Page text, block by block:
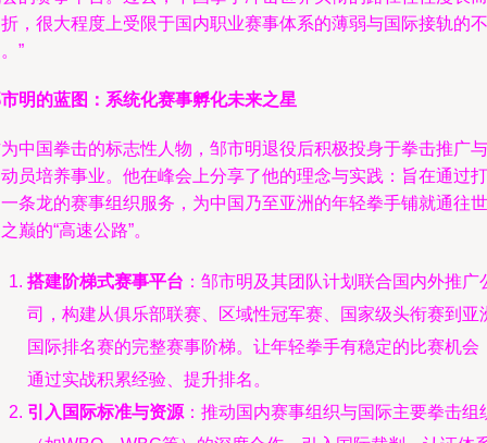
，很大程度上受限于国内职业赛事体系的薄弱与国际接轨的不
”
明的蓝图：系统化赛事孵化未来之星
中国拳击的标志性人物，邹市明退役后积极投身于拳击推广与
员培养事业。他在峰会上分享了他的理念与实践：旨在通过打
条龙的赛事组织服务，为中国乃至亚洲的年轻拳手铺就通往世
巅的“高速公路”。
搭建阶梯式赛事平台 ：邹市明及其团队计划联合国内外推广
司，构建从俱乐部联赛、区域性冠军赛、国家级头衔赛到亚
国际排名赛的完整赛事阶梯。让年轻拳手有稳定的比赛机会
通过实战积累经验、提升排名。
引入国际标准与资源 ：推动国内赛事组织与国际主要拳击组